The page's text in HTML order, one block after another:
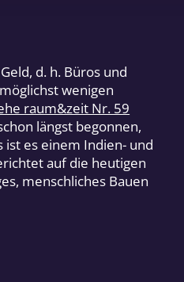
d. h. Büros und
wenigen
raum&zeit Nr. 59
längst begonnen,
ist es einem Indien- und
auf die heutigen
menschliches Bauen